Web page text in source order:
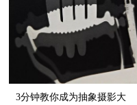
3分钟教你成为抽象摄影大